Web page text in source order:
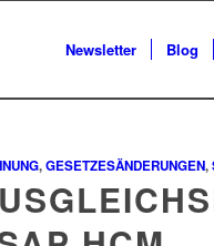
Newsletter Blog
,GESETZESÄNDERUNGEN,